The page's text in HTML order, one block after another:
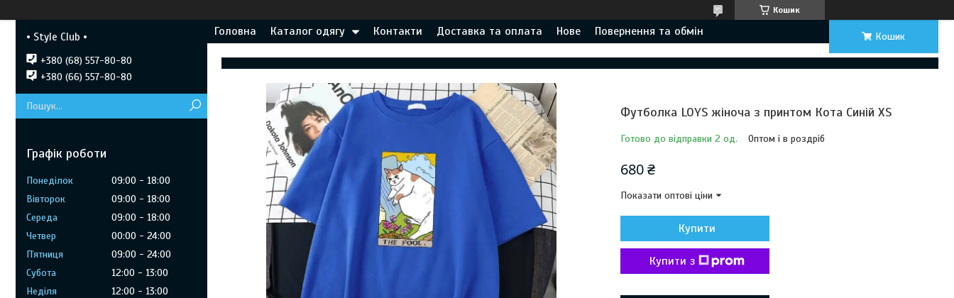
Кошик
Головна Каталог одягу Контакти Доставка та оплата Нове Повернення та обмін Кошик
Футболка LOYS жіноча з принтом Кота Синій XS
Готово до відправки 2 од. Оптом і в роздріб
680 ₴
Показати оптові ціни
Купити
Купити з
• Style Club •
+380 (68) 557-80-80
+380 (66) 557-80-80
Графік роботи
Понеділок 09:00
18:00
Вівторок
09:00
18:00
Середа
09:00
18:00
Четвер
00:00
24:00
Пʼятниця
09:00
24:00
Субота
12:00
13:00
Неділя
12:00 13:00